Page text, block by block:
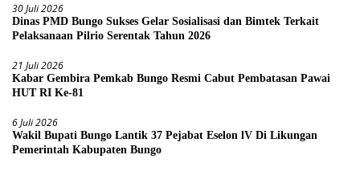
30 Juli 2026
Dinas PMD Bungo Sukses Gelar Sosialisasi dan Bimtek Terkait
Pelaksanaan Pilrio Serentak Tahun 2026
21 Juli 2026
Kabar Gembira Pemkab Bungo Resmi Cabut Pembatasan Pawai
HUT RI Ke-81
6 Juli 2026
Wakil Bupati Bungo Lantik 37 Pejabat Eselon lV Di Likungan
Pemerintah Kabupaten Bungo